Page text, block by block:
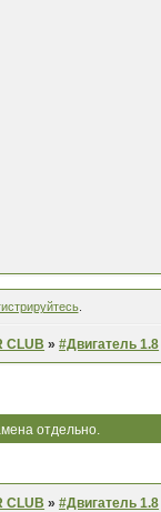
.
CLUB »#Двигатель 1.8
отдельно.
CLUB »#Двигатель 1.8